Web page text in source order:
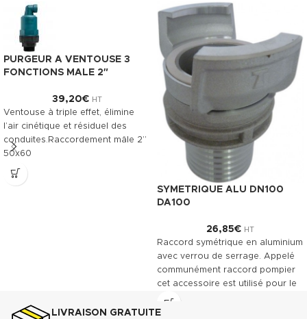
PURGEUR A VENTOUSE 3
FONCTIONS MALE 2″
39,20€ HT
Ventouse à triple effet, élimine
l’air cinétique et résiduel des
conduites.Raccordement mâle 2’’
50x60
Télécharger la fiche technique
(.pdf)
SYMETRIQUE ALU DN100
DA100
26,85€ HT
Raccord symétrique en aluminium
avec verrou de serrage. Appelé
communément raccord pompier
cet accessoire est utilisé pour le
raccordement des tuyaux
souples.
LIVRAISON GRATUITE